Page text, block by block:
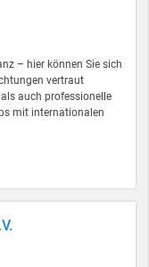
– hier können Sie sich
vertraut
auch professionelle
mit internationalen